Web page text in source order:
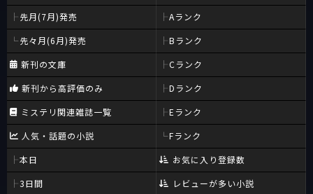
先月(7月)発売
先々月(6月)発売
新刊の文庫
新刊から高評価のみ
ミステリ関連雑誌一覧
人気・話題の小説
本日
3日間
Aランク
Bランク
Cランク
Dランク
Eランク
Fランク
お気に入り登録数
レビューが多い小説